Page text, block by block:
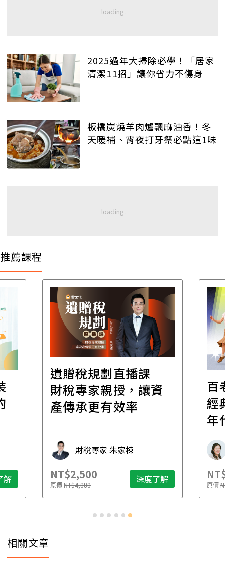
2025過年大掃除必學！「居家
清潔11招」讓你省力不傷身
板橋炭燒羊肉爐飄麻油香！冬
天暖補、宵夜打牙祭必點這1味
推薦課程
解
遺贈稅規劃直播課│
財稅專家親授，讓資
產傳承更有效率
財稅專家 朱家棟
NT$2,500
原價NT$4,888 深度了解
百
經
年
原價
相關文章